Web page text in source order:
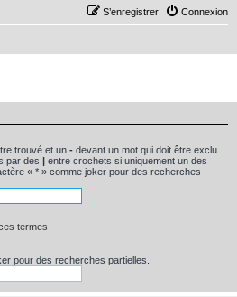
Connexion
S’enregistrer
trouvé et un - devant un mot qui doit être exclu.
par des | entre crochets si uniquement un des
« * » comme joker pour des recherches
termes
pour des recherches partielles.